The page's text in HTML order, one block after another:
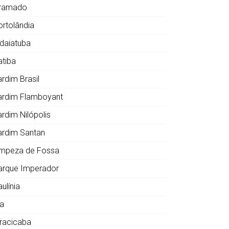
Brasil
Flamboyant
Nilópolis
Santan
de Fossa
Imperador